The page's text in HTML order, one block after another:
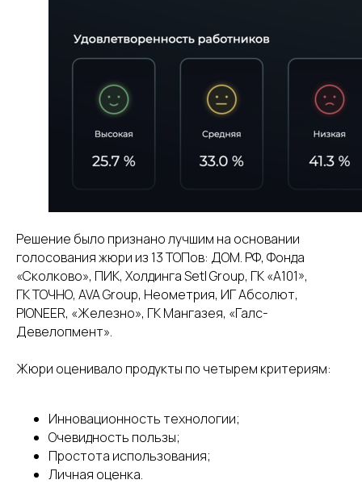
Решение было признано лучшим на основании
голосования жюри из 13 ТОПов: ДОМ. РФ, Фонда
«Сколково», ПИК, Холдинга Setl Group, ГК «А101»,
ГК ТОЧНО, AVA Group, Неометрия, ИГ Абсолют,
PIONEER, «Железно», ГК Мангазея, «Галс-
Девелопмент».
Жюри оценивало продукты по четырем критериям:
Инновационность технологии;
Очевидность пользы;
Простота использования;
Личная оценка.